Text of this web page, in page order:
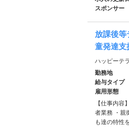
スポンサー
放課後等
童発達支
ハッピーテ
勤務地
給与タイプ
雇用形態
【仕事内容
者業務 ・親
も達の特性